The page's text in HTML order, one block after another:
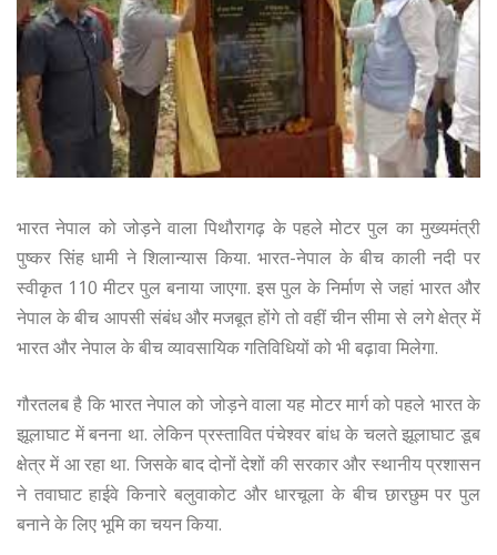
भारत नेपाल को जोड़ने वाला पिथौरागढ़ के पहले मोटर पुल का मुख्यमंत्री
पुष्कर सिंह धामी ने शिलान्यास किया. भारत-नेपाल के बीच काली नदी पर
स्वीकृत 110 मीटर पुल बनाया जाएगा. इस पुल के निर्माण से जहां भारत और
नेपाल के बीच आपसी संबंध और मजबूत होंगे तो वहीं चीन सीमा से लगे क्षेत्र में
भारत और नेपाल के बीच व्यावसायिक गतिविधियों को भी बढ़ावा मिलेगा.
गौरतलब है कि भारत नेपाल को जोड़ने वाला यह मोटर मार्ग को पहले भारत के
झूलाघाट में बनना था. लेकिन प्रस्तावित पंचेश्वर बांध के चलते झूलाघाट डूब
क्षेत्र में आ रहा था. जिसके बाद दोनों देशों की सरकार और स्थानीय प्रशासन
ने तवाघाट हाईवे किनारे बलुवाकोट और धारचूला के बीच छारछुम पर पुल
बनाने के लिए भूमि का चयन किया.